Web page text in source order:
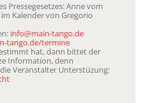
Pressegesetzes: Anne vom
Kalender von Gregorio
info@main-tango.de
tango.de/termine
hat, dann bittet der
Information, denn
Veranstalter Unterstüzung: